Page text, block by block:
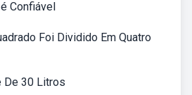
Confiável
Foi Dividido Em Quatro
De 30 Litros